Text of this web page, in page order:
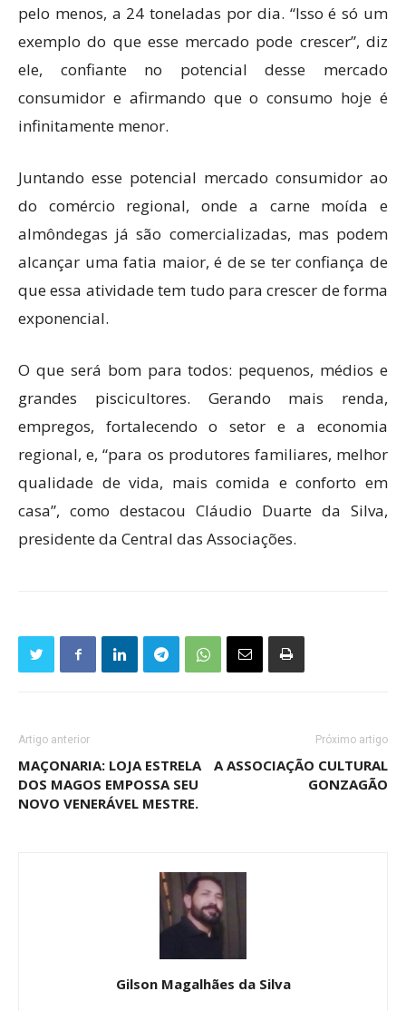
pelo menos, a 24 toneladas por dia. “Isso é só um
exemplo do que esse mercado pode crescer”, diz
ele, confiante no potencial desse mercado
consumidor e afirmando que o consumo hoje é
infinitamente menor.
Juntando esse potencial mercado consumidor ao
do comércio regional, onde a carne moída e
almôndegas já são comercializadas, mas podem
alcançar uma fatia maior, é de se ter confiança de
que essa atividade tem tudo para crescer de forma
exponencial.
O que será bom para todos: pequenos, médios e
grandes piscicultores. Gerando mais renda,
empregos, fortalecendo o setor e a economia
regional, e, “para os produtores familiares, melhor
qualidade de vida, mais comida e conforto em
casa”, como destacou Cláudio Duarte da Silva,
presidente da Central das Associações.
Artigo anterior
MAÇONARIA: LOJA ESTRELA
DOS MAGOS EMPOSSA SEU
NOVO VENERÁVEL MESTRE.
Próximo artigo
A ASSOCIAÇÃO CULTURAL
GONZAGÃO
Gilson Magalhães da Silva